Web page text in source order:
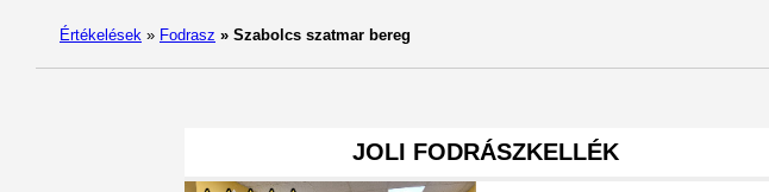
Értékelések » Fodrasz » Szabolcs szatmar bereg
JOLI FODRÁSZKELLÉK